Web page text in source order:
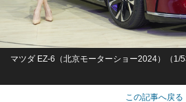
マツダ EZ-6（北京モーターショー2024）（1/
この記事へ戻る